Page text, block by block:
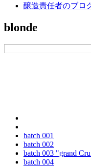
醸造責任者のブロ
blonde
batch 001
batch 002
batch 003 "grand
batch 004